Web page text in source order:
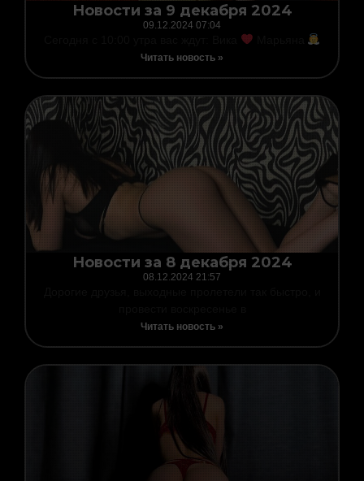
Новости за 9 декабря 2024
09.12.2024 07:04
Читать новость »
Новости за 8 декабря 2024
08.12.2024 21:57
Читать новость »